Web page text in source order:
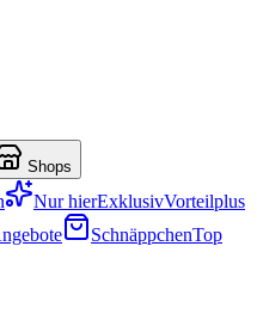
Shops
Nur hierExklusivVorteilplus
SchnäppchenTop